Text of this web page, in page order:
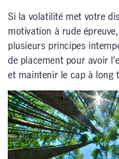
Si la volatilité met votre
motivation à rude
plusieurs principes
de placement pour avoir
et maintenir le cap à long